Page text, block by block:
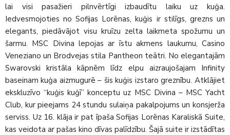
lai visi pasažieri pilnvērtīgi izbaudītu laiku uz kuģa.
Iedvesmojoties no Sofijas Lorēnas, kuģis ir stilīgs, grezns un
elegants, piedāvājot visu kruīzu zelta laikmeta spožumu un
šarmu. MSC Divina lepojas ar īstu akmens laukumu, Casino
Veneziano un Brodvejas stila Pantheon teātri. No elegantajām
Swarovski kristāla kāpnēm līdz elpu aizraujošajam Infinity
baseinam kuģa aizmugurē – šis kuģis izstaro greznību. Atklājiet
ekskluzīvo “kuģis kuģī” konceptu uz MSC Divina – MSC Yacht
Club, kur pieejams 24 stundu sulaiņa pakalpojums un konsjerža
serviss. Uz 16. klāja ir pat īpaša Sofijas Lorēnas Karaliskā Suite,
kas veidota ar pašas kino dīvas palīdzību. Šajā suite ir izstādītas